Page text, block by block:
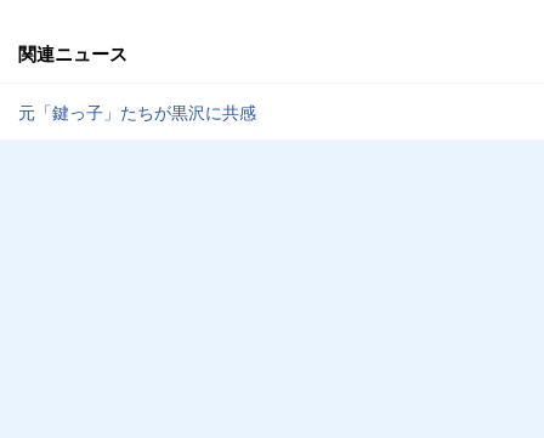
関連ニュース
元「鍵っ子」たちが黒沢に共感